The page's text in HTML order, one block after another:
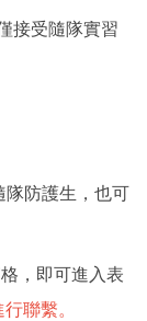
接受隨隊實習
防護生，也可
，即可進入表
聯繫。